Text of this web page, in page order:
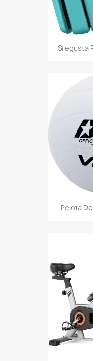
Silegusta
Pelota